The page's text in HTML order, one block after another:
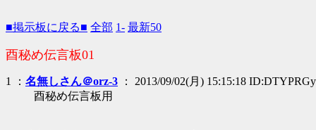
■掲示板に戻る■ 全部 1- 最新50
酉秘め伝言板01
1 ： 名無しさん＠orz-3 ： 2013/09/02(月) 15:15:18
酉秘め伝言板用